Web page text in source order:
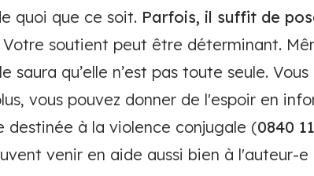
quoi que ce soit. Parfois, il suffit de
Votre soutient peut être déterminant.
saura qu’elle n’est pas toute seule.
vous pouvez donner de l'espoir en
destinée à la violence conjugale (0840
venir en aide aussi bien à l'auteur-